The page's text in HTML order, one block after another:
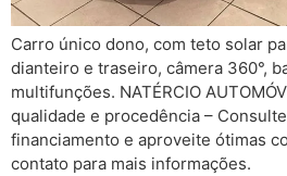
Carro único dono, com teto solar
dianteiro e traseiro, câmera 360°,
multifunções. NATÉRCIO
qualidade e procedência –
financiamento e aproveite ótimas
contato para mais informações.